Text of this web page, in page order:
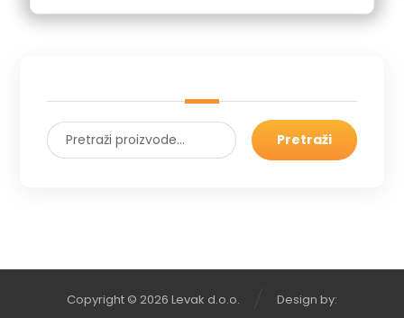
Pretraži
Copyright © 2026 Levak d.o.o. Design by: